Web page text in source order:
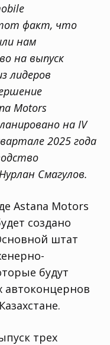
факт, что
нам
на выпуск
лидеров
Motors
на IV
2025 года
Смагулов.
Astana Motors
создано
штат
будут
трех